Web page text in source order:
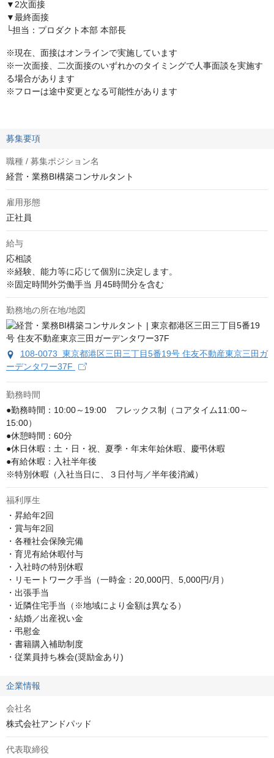
▼2次面接
▼最終面接
└担当：プロダクト本部 本部長
※現在、面接はオンラインで実施しています
※一次面接、二次面接のいずれかのタイミングで人事面談を実施す
る場合があります
※フローは途中変更となる可能性があります
募集要項
職種 / 募集ポジション名
経営・業務BI構築コンサルタント
雇用形態
正社員
給与
応相談
※経験、能力等に応じて個別に決定します。
※固定時間外労働手当 月45時間分を含む
勤務地の所在地/地図
108-0073 東京都港区三田三丁目5番19号 住友不動産東京三田ガ
ーデンタワー37F
勤務時間
●勤務時間：10:00～19:00　フレックス制（コアタイム11:00～
15:00）
●休憩時間：60分
●休日休暇：土・日・祝、夏季・年末年始休暇、慶弔休暇
●有給休暇：入社半年後
※特別休暇（入社当日に、３日付与／半年後消滅）
福利厚生
・昇給年2回
・賞与年2回
・各種社会保険完備
・育児有給休暇付与
・入社時の特別休暇
・リモートワーク手当（一時金：20,000円、5,000円/月）
・出張手当
・近隣住宅手当（※地域により金額は異なる）
・結婚／出産祝い金
・弔慰金
・書籍購入補助制度
・従業員持ち株会(奨励金あり)
企業情報
会社名
株式会社アンドパッド
代表取締役